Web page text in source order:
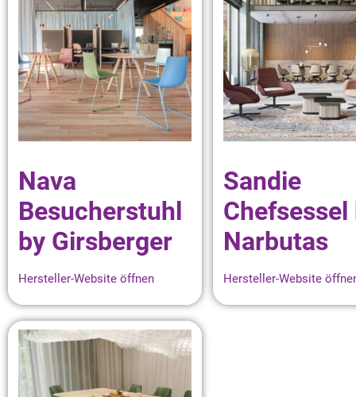
Nava
Besucherstuhl
by Girsberger
Hersteller-Website öffnen
Sandie
Chefsessel
Narbutas
Hersteller-Website